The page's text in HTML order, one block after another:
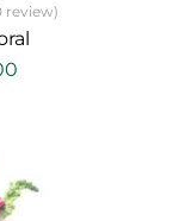
review)